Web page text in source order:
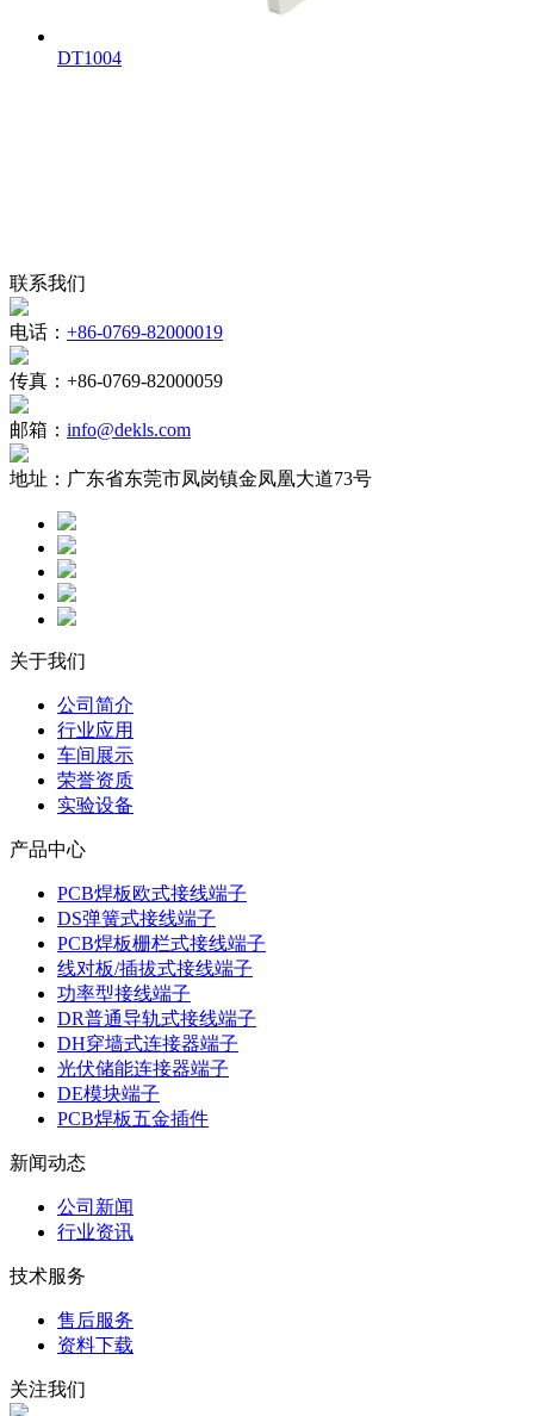
DT1004
联系我们
电话： +86-0769-82000019
传真： +86-0769-82000059
邮箱： info@dekls.com
地址： 广东省东莞市凤岗镇金凤凰大道73号
关于我们
公司简介
行业应用
车间展示
荣誉资质
实验设备
产品中心
PCB焊板欧式接线端子
DS弹簧式接线端子
PCB焊板栅栏式接线端子
线对板/插拔式接线端子
功率型接线端子
DR普通导轨式接线端子
DH穿墙式连接器端子
光伏储能连接器端子
DE模块端子
PCB焊板五金插件
新闻动态
公司新闻
行业资讯
技术服务
售后服务
资料下载
关注我们